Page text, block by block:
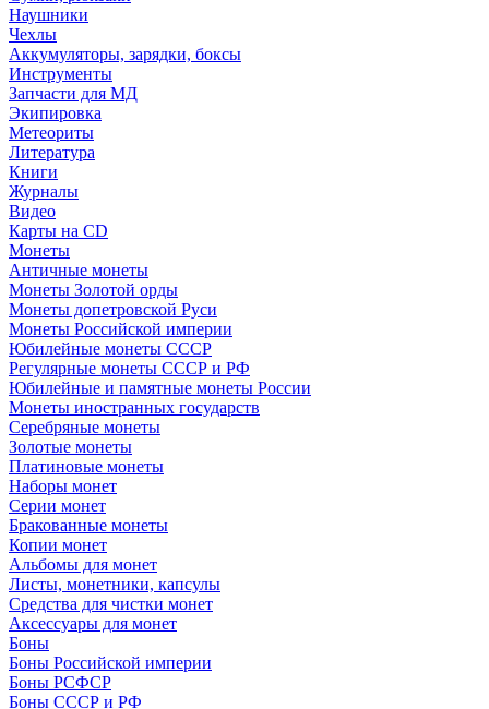
Наушники
Чехлы
Аккумуляторы, зарядки, боксы
Инструменты
Запчасти для МД
Экипировка
Метеориты
Литература
Книги
Журналы
Видео
Карты на CD
Монеты
Античные монеты
Монеты Золотой орды
Монеты допетровской Руси
Монеты Российской империи
Юбилейные монеты СССР
Регулярные монеты СССР и РФ
Юбилейные и памятные монеты России
Монеты иностранных государств
Серебряные монеты
Золотые монеты
Платиновые монеты
Наборы монет
Серии монет
Бракованные монеты
Копии монет
Альбомы для монет
Листы, монетники, капсулы
Средства для чистки монет
Аксессуары для монет
Боны
Боны Российской империи
Боны РСФСР
Боны СССР и РФ